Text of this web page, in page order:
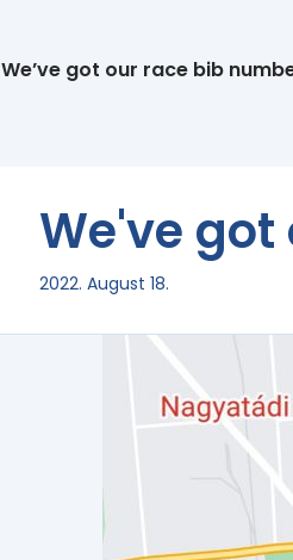
We’ve got our race bib
We've
2022. August 18.